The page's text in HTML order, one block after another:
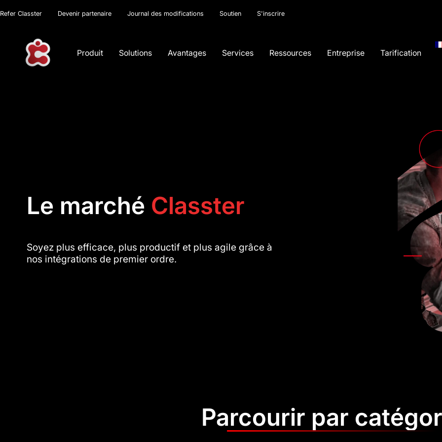
Refer Classter Devenir partenaire Journal des modifications Soutien S'inscrire
Produit Solutions Avantages Services Ressources Entreprise Tarification
Le marché Classter
Soyez plus efficace, plus productif et plus agile grâce à
nos intégrations de premier ordre.
Parcourir par